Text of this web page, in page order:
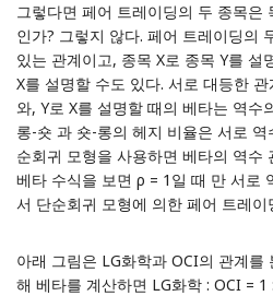
그렇다면 페어 트레이딩의 두 종목은
인가? 그렇지 않다. 페어 트레이딩의
있는 관계이고, 종목 X로 종목 Y를 설
X를 설명할 수도 있다. 서로 대등한
와, Y로 X를 설명할 때의 베타는 역수
롱-숏 과 숏-롱의 헤지 비율은 서로
순회귀 모형을 사용하면 베타의 역수
베타 수식을 보면 ρ = 1일 때 만 서로
서 단순회귀 모형에 의한 페어 트레
아래 그림은 LG화학과 OCI의 관계를
해 베타를 계산하면 LG화학 : OCI =